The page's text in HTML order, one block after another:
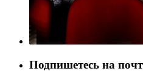
Подпишетесь на